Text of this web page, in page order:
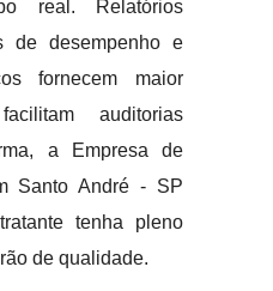
real. Relatórios
de desempenho e
fornecem maior
auditorias
a Empresa de
Santo André - SP
tenha pleno
de qualidade.